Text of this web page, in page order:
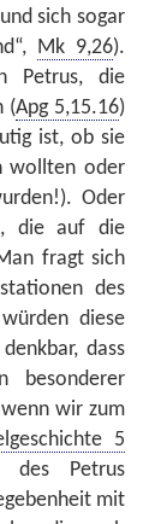
sich sogar
Mk 9,26).
Petrus, die
(Apg 5,15.16)
ist, ob sie
wollten oder
Oder
die auf die
fragt sich
des
diese
dass
besonderer
wir zum
5
des Petrus
mit